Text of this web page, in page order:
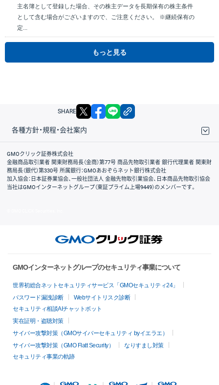
主名簿として登録した場合、その株主データを長期保有の株主条件
として含む場合がございますので、ご注意ください。 ※継続保有の
定...
もっと見る
SHARE X facebook
各種方針・規程・会社案内
取引規程・約款
サイトマップ
その他のご案内
個人情報保護方針
最良執行方針
サイトのご利用について
ディスクレイマー
信託保全
リスク説明
会社案内
GMOクリック証券株式会社
金融商品取引業者 関東財務局長（金商）第77号 商品先物取引業者 銀行代理業者 関東財
務局長（銀代）第330号 所属銀行：GMOあおぞらネット銀行株式会社
加入協会：日本証券業協会、一般社団法人 金融先物取引業協会、日本商品先物取引協会
当社はGMOインターネットグループ（東証プライム上場9449）のメンバーです。
GMOインターネットグループのセキュリティ事業について
世界初総合ネットセキュリティサービス「GMOセキュリティ24」
パスワード漏洩診断
Webサイトリスク診断
セキュリティ相談AIチャットボット
実在証明・盗聴対策
サイバー攻撃対策（GMOサイバーセキュリティ byイエラエ）
サイバー攻撃対策（GMO Flatt Security）
なりすまし対策
セキュリティ事業の軌跡